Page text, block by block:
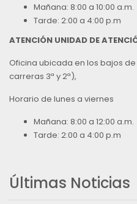
Mañana: 8:00 a 10:00 a.m.
Tarde: 2:00 a 4:00 p.m
ATENCIÓN UNIDAD DE
Oficina ubicada en los bajos
carreras 3ª y 2ª),
Horario de lunes a viernes
Mañana: 8:00 a 12:00 a.m.
Tarde: 2:00 a 4:00 p.m
Últimas Noticias